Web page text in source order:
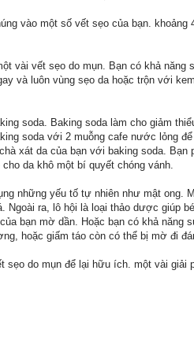
vào một số vết sẹo của bạn. khoảng
vài vết sẹo do mụn. Bạn có khả năng
và luôn vùng sẹo da hoặc trộn với
soda. Baking soda làm cho giảm
soda với 2 muỗng cafe nước lỏng
xát da của bạn với baking soda. Bạn
da khô một bí quyết chóng vánh.
những yếu tố tự nhiên như mật ong.
ra, lô hội là loại thảo dược giúp
bạn mờ dần. Hoặc bạn có khả năng
hoặc giấm táo còn có thể bị mờ đi
do mụn để lại hữu ích. một vài giải